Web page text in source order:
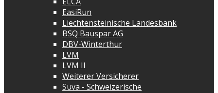
EasiRun
Liechtensteinische Landesbank
BSQ Bauspar AG
DBV-Winterthur
LVM
LVM II
Weiterer Versicherer
Suva - Schweizerische